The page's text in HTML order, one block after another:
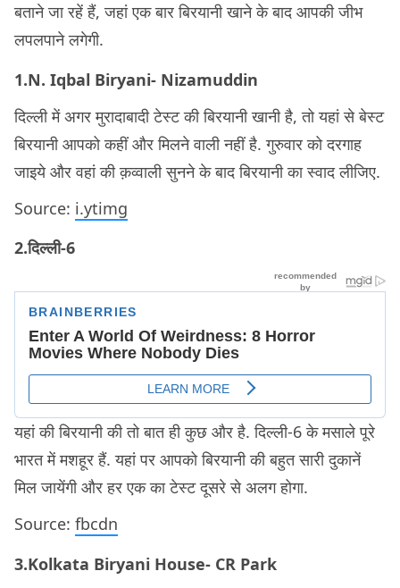
बताने जा रहें हैं, जहां एक बार बिरयानी खाने के बाद आपकी जीभ
लपलपाने लगेगी.
1.N. Iqbal Biryani- Nizamuddin
दिल्ली में अगर मुरादाबादी टेस्ट की बिरयानी खानी है, तो यहां से बेस्ट
बिरयानी आपको कहीं और मिलने वाली नहीं है. गुरुवार को दरगाह
जाइये और वहां की क़व्वाली सुनने के बाद बिरयानी का स्वाद लीजिए.
Source: i.ytimg
2.दिल्ली-6
यहां की बिरयानी की तो बात ही कुछ और है. दिल्ली-6 के मसाले पूरे
भारत में मशहूर हैं. यहां पर आपको बिरयानी की बहुत सारी दुकानें
मिल जायेंगी और हर एक का टेस्ट दूसरे से अलग होगा.
Source: fbcdn
3.Kolkata Biryani House- CR Park